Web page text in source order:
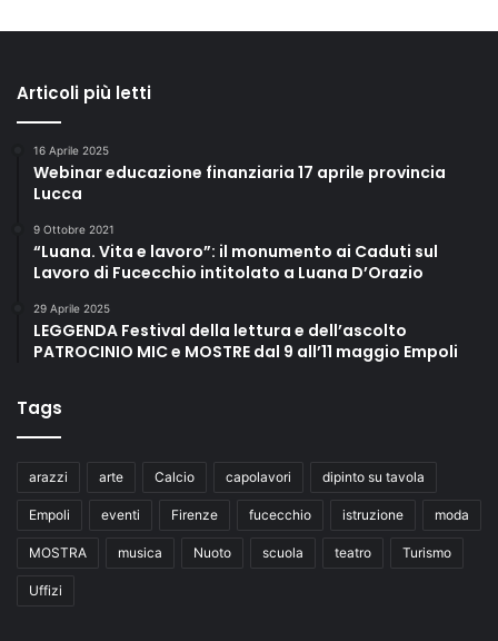
Articoli più letti
16 Aprile 2025
Webinar educazione finanziaria 17 aprile provincia
Lucca
9 Ottobre 2021
“Luana. Vita e lavoro”: il monumento ai Caduti sul
Lavoro di Fucecchio intitolato a Luana D’Orazio
29 Aprile 2025
LEGGENDA Festival della lettura e dell’ascolto
PATROCINIO MIC e MOSTRE dal 9 all’11 maggio Empoli
Tags
arazzi arte Calcio capolavori dipinto su tavola
Empoli eventi Firenze fucecchio istruzione moda
MOSTRA musica Nuoto scuola teatro Turismo
Uffizi